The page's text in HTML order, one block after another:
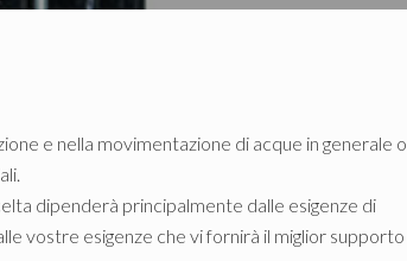
e nella movimentazione di acque in generale o
dipenderà principalmente dalle esigenze di
vostre esigenze che vi fornirà il miglior supporto